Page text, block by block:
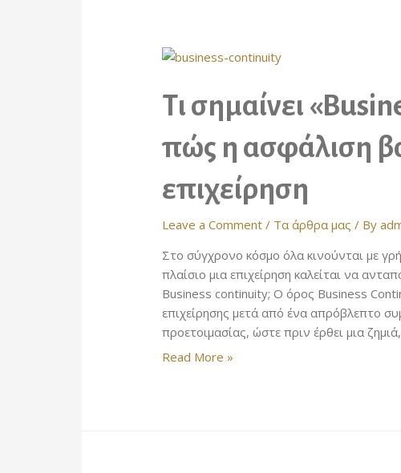
Τι σημαίνει
πώς η ασφάλιση
επιχείρηση
Leave a Comment / Τα άρθρα μας / By
Στο σύγχρονο κόσμο όλα κινούνται με
πλαίσιο μια επιχείρηση καλείται να
Business continuity; Ο όρος Business
επιχείρησης μετά από ένα απρόβλεπτο
προετοιμασίας, ώστε πριν έρθει μια
Τι
Read More »